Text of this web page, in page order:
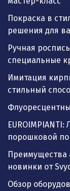
Покраска в
решения для
Ручная
специальные
Имитация
стильный
порошковой
Преимущества
новинки от
Обзор